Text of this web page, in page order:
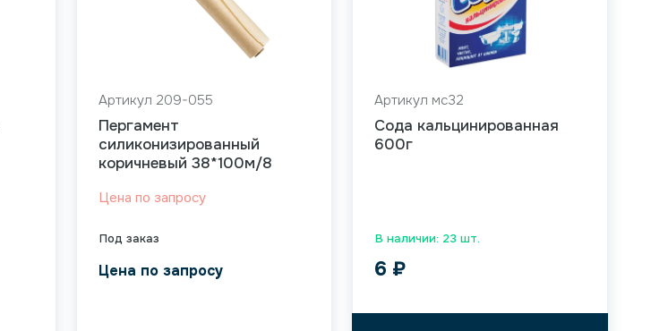
Под заказ
Артикул 209-055
Пергамент
силиконизированный
коричневый 38*100м/8
Цена по запросу
Цена по запросу
В наличии: 23 шт.
Артикул мс32
Сода кальцинированная
600г
6 ₽